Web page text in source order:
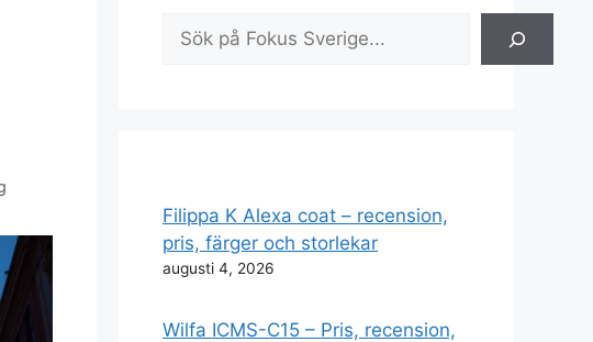
Sök
Filippa K Alexa coat – recension,
pris, färger och storlekar
augusti 4, 2026
Wilfa ICMS-C15 – Pris, recension,